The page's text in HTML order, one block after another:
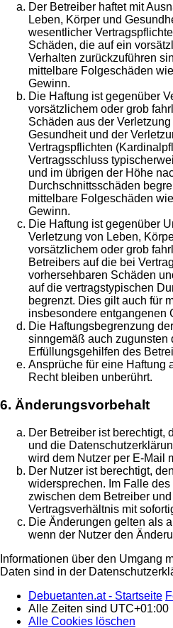
Der Betreiber haftet mit
Leben, Körper und
wesentlicher
Schäden, die auf ein
Verhalten zurückzuführen
mittelbare Folgeschäden
Gewinn.
Die Haftung ist gegenüber
vorsätzlichem oder grob
Schäden aus der
Gesundheit und der
Vertragspflichten
Vertragsschluss
und im übrigen der Höhe
Durchschnittsschäden
mittelbare Folgeschäden
Gewinn.
Die Haftung ist gegenüber
Verletzung von Leben,
vorsätzlichem oder grob
Betreibers auf die bei
vorhersehbaren Schäden
auf die vertragstypischen
begrenzt. Dies gilt auch für
insbesondere entgangenen
Die Haftungsbegrenzung
sinngemäß auch zugunsten
Erfüllungsgehilfen des
Ansprüche für eine Haftung
Recht bleiben unberührt.
6. Änderungsvorbehalt
Der Betreiber ist berechtigt,
und die
wird dem Nutzer per E-Mail
Der Nutzer ist berechtigt,
widersprechen. Im Falle
zwischen dem Betreiber
Vertragsverhältnis mit
Die Änderungen gelten als
wenn der Nutzer den
Informationen über den Umgang
Daten sind in der
Debuetanten.at - Startseite
Alle Zeiten sind UTC+01:00
Alle Cookies löschen